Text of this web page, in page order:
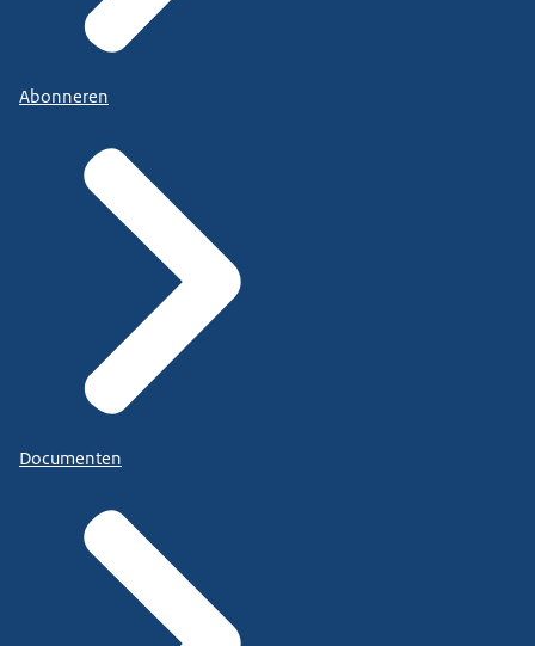
Abonneren
Documenten